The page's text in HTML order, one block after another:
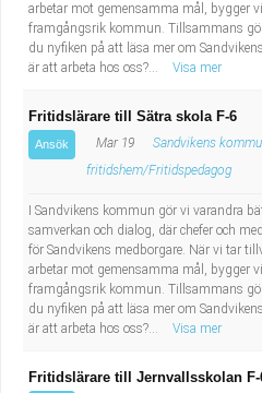
Lärare i gymnasiet
arbetar mot gemensamma mål, bygger
framgångsrik kommun. Tillsammans
du nyfiken på att läsa mer om
är att arbeta hos oss?...
Visa mer
Fritidslärare till Sätra skola F-6
Ansök Mar 19 Sandvikens
fritidshem/Fritidspedagog
I Sandvikens kommun gör vi varandra
samverkan och dialog, där chefer och
för Sandvikens medborgare. När vi tar
arbetar mot gemensamma mål, bygger
framgångsrik kommun. Tillsammans
du nyfiken på att läsa mer om
är att arbeta hos oss?...
Visa mer
Fritidslärare till Jernvallsskolan F-